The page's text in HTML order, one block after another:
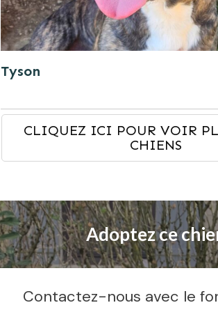
Tyson
CLIQUEZ ICI POUR VOIR
CHIENS
Adoptez ce
Contactez-nous avec le